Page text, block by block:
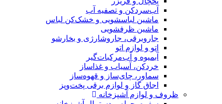
آب‌سردکن و تصفیه آب
ماشین لباسشویی و خشک‌کن لباس
ماشین ظرفشویی
جاروبرقی، جاروشارژی و بخارشو
اتو و لوازم اتو
آبمیوه و آب‌مرکبات‌گیر
خردکن، آسیاب و غذاساز
سماور، چای‌ساز و قهوه‌ساز
اجاق گاز و لوازم برقی پخت‌وپز
ظروف و لوازم آشپزخانه